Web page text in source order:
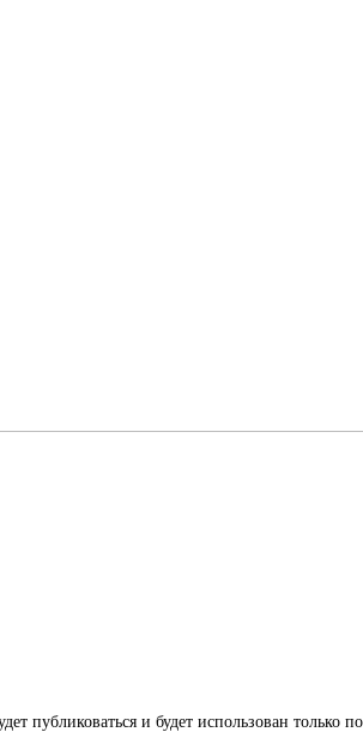
публиковаться и будет использован только